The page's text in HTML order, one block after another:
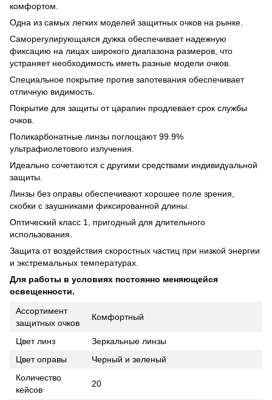
комфортом.
Одна из самых легких моделей защитных очков на рынке.
Саморегулирующаяся дужка обеспечивает надежную
фиксацию на лицах широкого диапазона размеров, что
устраняет необходимость иметь разные модели очков.
Специальное покрытие против запотевания обеспечивает
отличную видимость.
Покрытие для защиты от царапин продлевает срок службы
очков.
Поликарбонатные линзы поглощают 99.9%
ультрафиолетового излучения.
Идеально сочетаются с другими средствами индивидуальной
защиты.
Линзы без оправы обеспечивают хорошее поле зрения,
скобки с заушниками фиксированной длины.
Оптический класс 1, пригодный для длительного
использования.
Защита от воздействия скоростных частиц при низкой энергии
и экстремальных температурах.
Для работы в условиях постоянно меняющейся
освещенности.
Ассортимент
защитных очков
Комфортный
Цвет линз
Зеркальные линзы
Цвет оправы
Черный и зеленый
Количество
кейсов
20